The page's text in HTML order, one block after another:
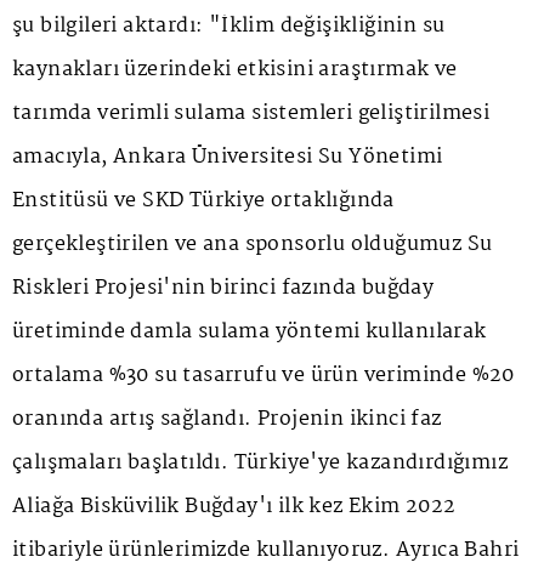
şu bilgileri aktardı: "İklim değişikliğinin su
kaynakları üzerindeki etkisini araştırmak ve
tarımda verimli sulama sistemleri geliştirilmesi
amacıyla, Ankara Üniversitesi Su Yönetimi
Enstitüsü ve SKD Türkiye ortaklığında
gerçekleştirilen ve ana sponsorlu olduğumuz Su
Riskleri Projesi'nin birinci fazında buğday
üretiminde damla sulama yöntemi kullanılarak
ortalama %30 su tasarrufu ve ürün veriminde %20
oranında artış sağlandı. Projenin ikinci faz
çalışmaları başlatıldı. Türkiye'ye kazandırdığımız
Aliağa Bisküvilik Buğday'ı ilk kez Ekim 2022
itibariyle ürünlerimizde kullanıyoruz. Ayrıca Bahri